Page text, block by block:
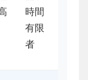
時間
有限
者